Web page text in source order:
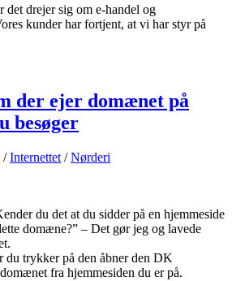
det drejer sig om e-handel og
kunder har fortjent, at vi har styr på
der ejer domænet på
besøger
/Internettet /Nørderi
du det at du sidder på en hjemmeside
domæne?” – Det gør jeg og lavede
du trykker på den åbner den DK
fra hjemmesiden du er på.